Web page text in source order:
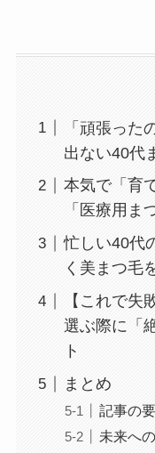
「頑張っ
出ない40代
本気で「育
「医療用ま
忙しい40代
く美まつ毛
【これで失
選ぶ際に「
ト
まとめ
記事の
未来へ